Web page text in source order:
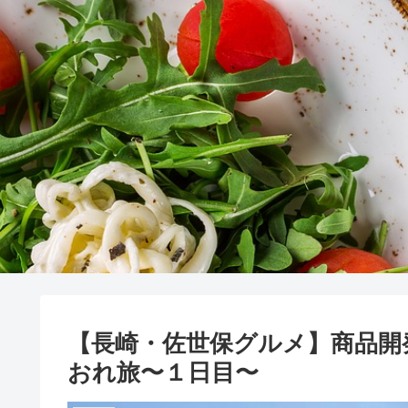
【長崎・佐世保グルメ】商品
おれ旅〜１日目〜